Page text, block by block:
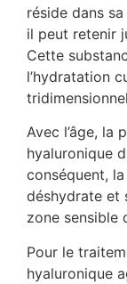
réside dans
il peut retenir
Cette
l’hydratation
Avec l’âge, la
hyaluronique
conséquent,
déshydrate et
zone sensible
Pour le
hyaluronique